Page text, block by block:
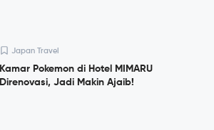
Japan Travel
Kamar Pokemon di Hotel MIMARU
Direnovasi, Jadi Makin Ajaib!